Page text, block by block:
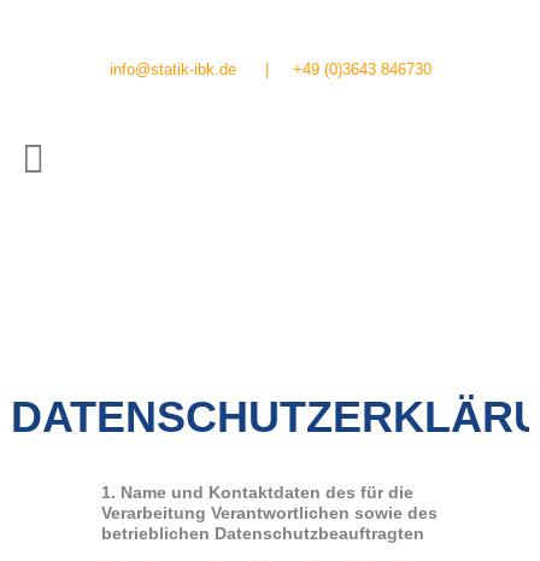
info@statik-ibk.de| +49 (0)3643 846730
1. Name und Kontaktdaten des für die
Verarbeitung Verantwortlichen sowie des
betrieblichen Datenschutzbeauftragten